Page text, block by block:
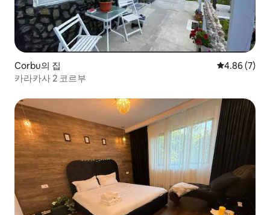
Corbu의 집 평점 4.86점
4.86 (7)
카라카사 2 코르부